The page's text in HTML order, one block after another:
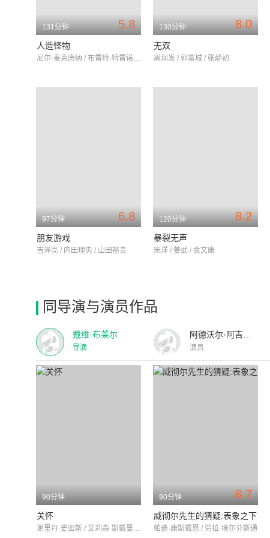
5.8
131分钟
人造怪物
尼尔·麦克唐纳 / 布雷特·特雷诺 / 乔斯·罗赛特
8.0
130分钟
无双
周润发 / 郭富城 / 张静初
6.8
97分钟
朋友游戏
吉泽亮 / 内田理央 / 山田裕贵
8.2
120分钟
暴裂无声
宋洋 / 姜武 / 袁文康
同导演与演员作品
戴维·布莱尔
导演 演员
90分钟
关怀
谢里丹·史密斯 / 艾莉森·斯戴曼 / ElizabethRider
6.7
90分钟
威彻尔先生的猜疑:表象之下
帕迪·康斯戴恩 / 劳拉·埃尔芬斯通